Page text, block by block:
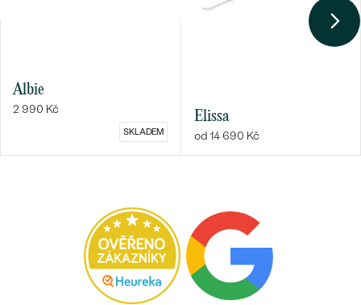
Albie
2 990 Kč
SKLADEM
Elissa
od 14 690 Kč